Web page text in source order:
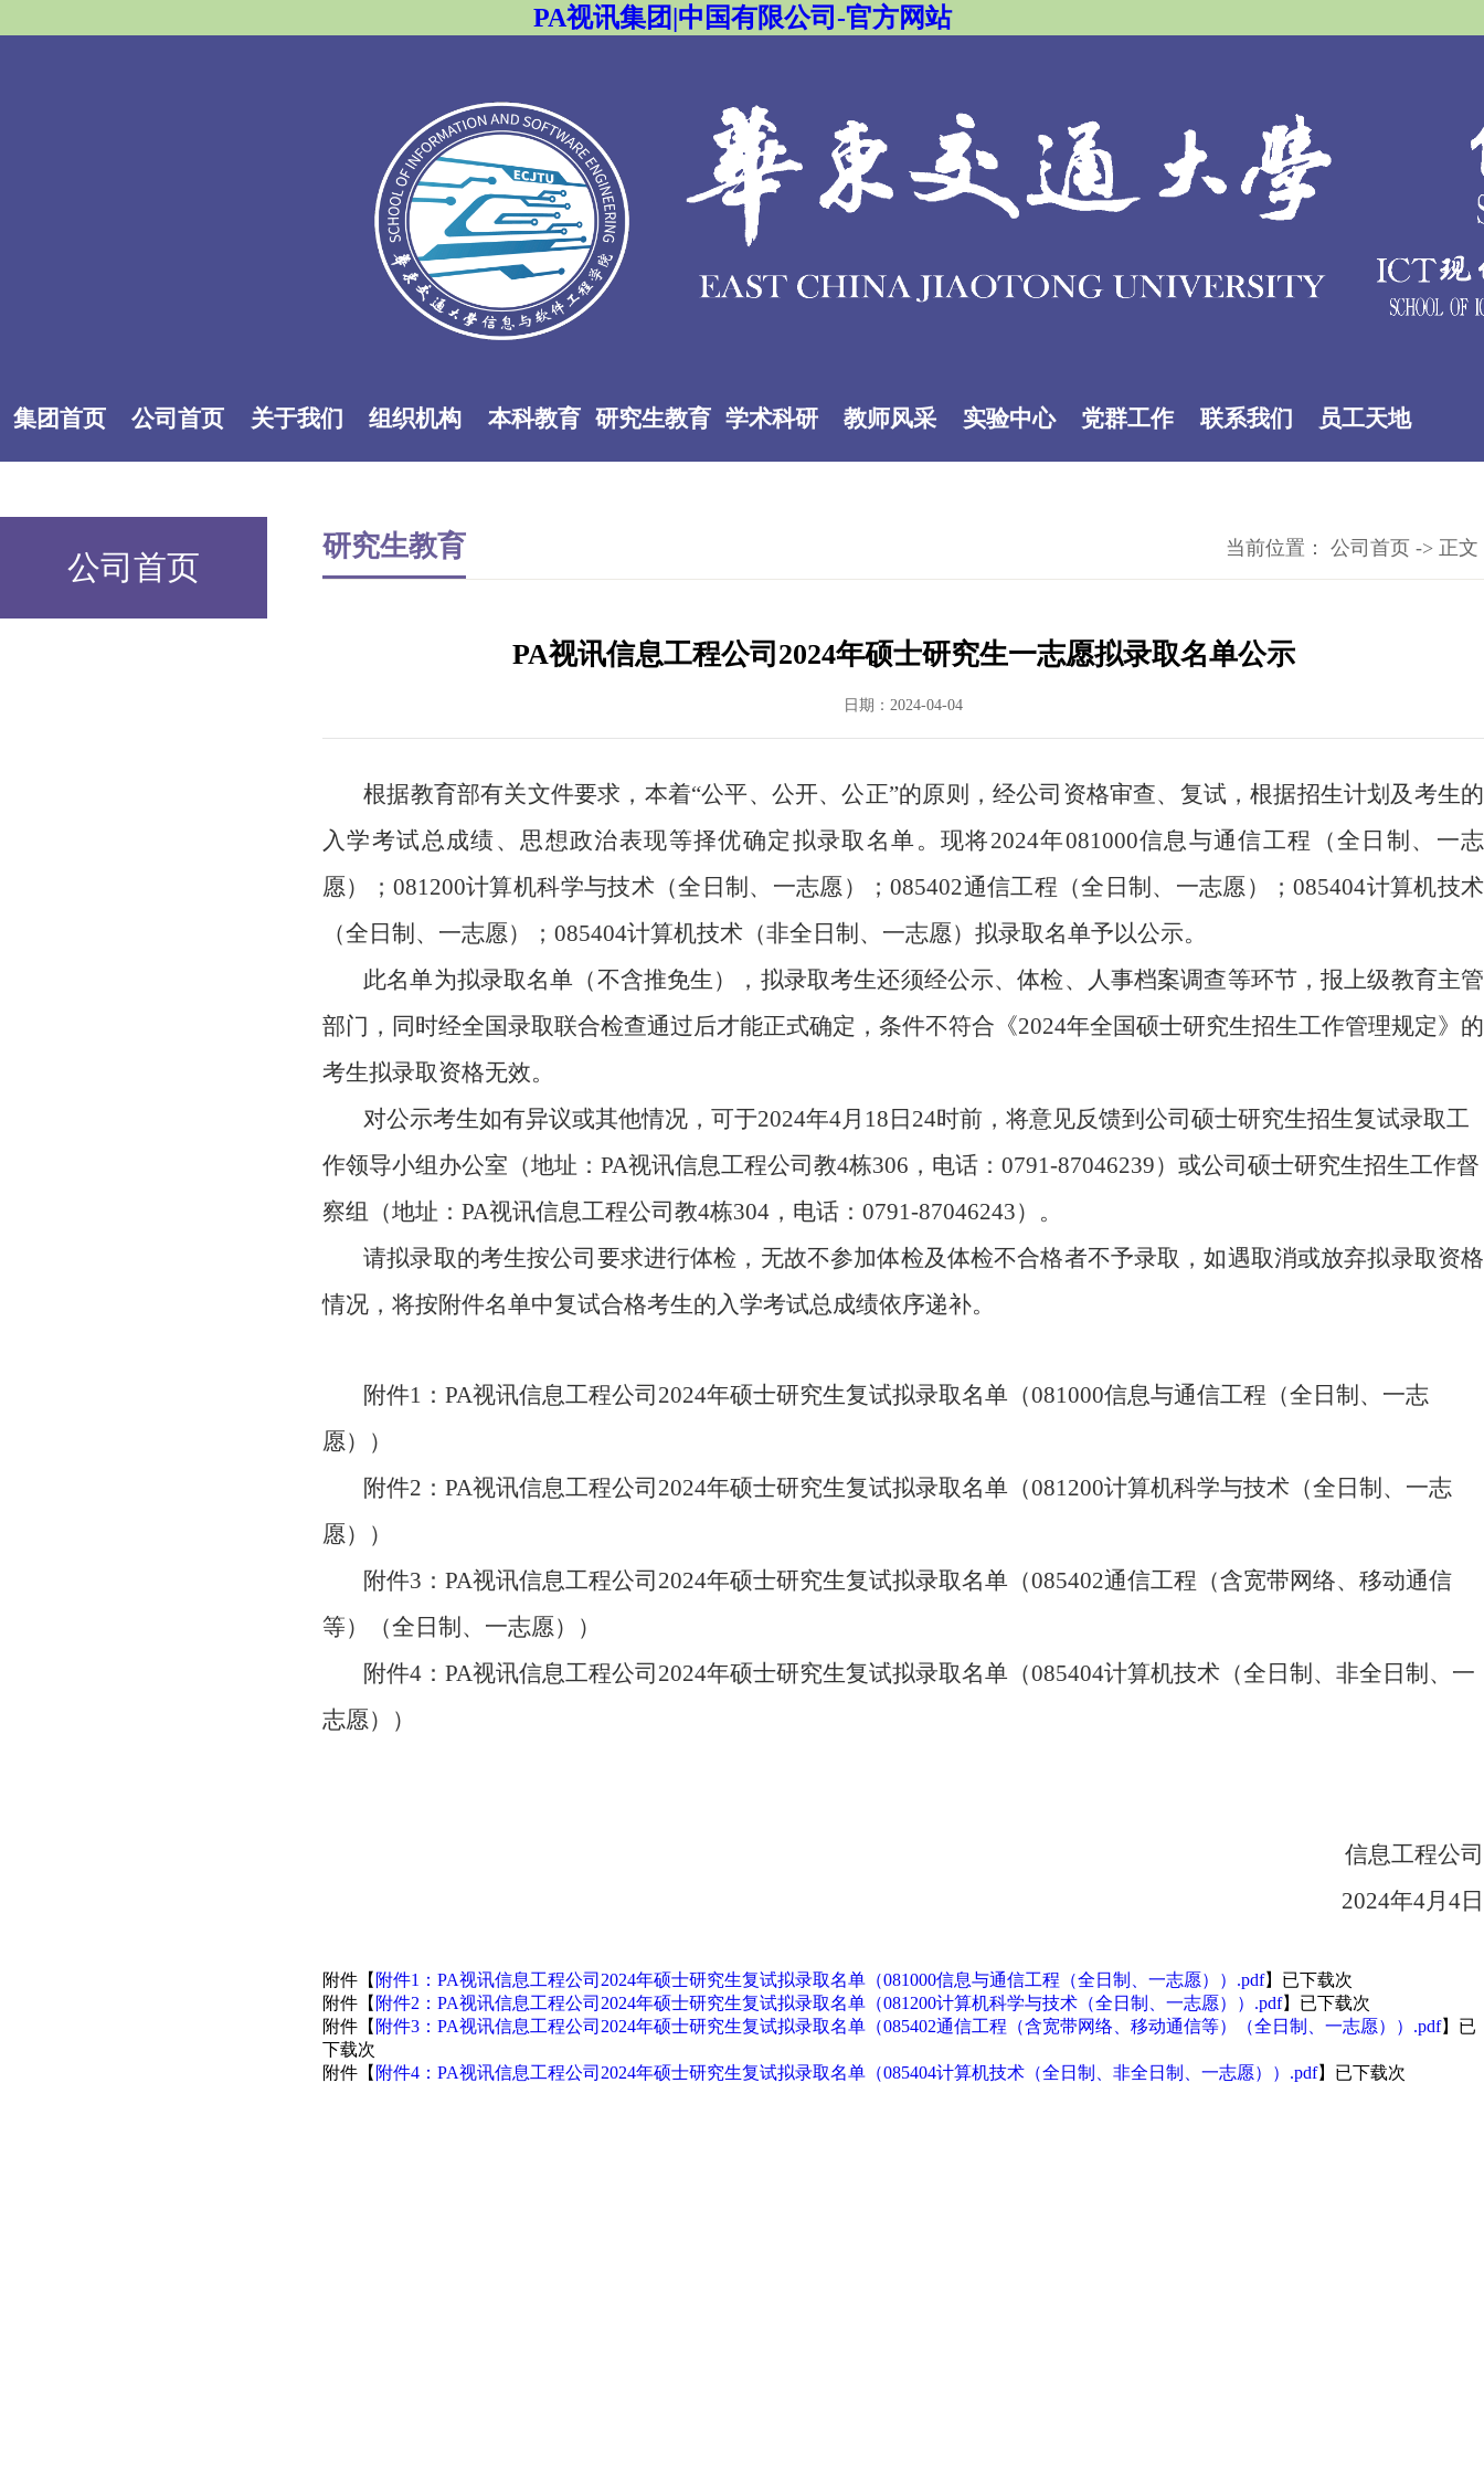
PA视讯集团|中国有限公司-官方网站
集团首页 公司首页 关于我们 组织机构 本科教育 研究生教育 学术科研 教师风采 实验中心 党群工作 联系我们 员工天地
公司首页
研究生教育 当前位置： 公司首页 -> 正文
PA视讯信息工程公司2024年硕士研究生一志愿拟录取名单公示
日期：2024-04-04
根据教育部有关文件要求，本着“公平、公开、公正”的原则，经公司资格审查、复试，根据招生计划及考生的
入学考试总成绩、思想政治表现等择优确定拟录取名单。 现将2024年081000信息与通信工程（全日制、一志
愿）；081200计算机科学与技术（全日制、一志愿）
；085402通信工程（全日制、一志愿）；085404计算机技术
（全日制、一志愿）
； 085404计算机技术（非全日制、一志愿）拟录取名单予以公示。
此名单为拟录取名单（不含推免生）， 拟录取考生还须经公示、体检、人事档案调查等环节，报上级教育主管
部门，同时经全国录取联合检查通过后才能正式确定， 条件不符合《2024年全国硕士研究生招生工作管理规定》的
考生拟录取资格无效。
对公示考生如有异议或其他情况，可于2024年4月 18 日 24时前，将意见反馈到公司硕士研究生招生复试录取工
作领导小组办公室 （地址：PA视讯信息工程公司教4栋306 ，电话： 0791-87046239）或公司硕士研究生招生工作督
察组（地址：PA视讯信息工程公司教4栋304，电话： 0791-87046243）。
请拟录取的考生按公司要求进行体检，无故不参加体检及体检不合格者不予录取，如遇取消或放弃拟录取资格
情况，将按附件名单中复试合格考生的入学考试总成绩依序递补。
附件1 ：PA视讯信息工程公司 2024年硕士研究生复试拟录取名单 （081000信息与通信工程（全日制、一志
愿））
附件2： PA视讯信息工程公司 2024年硕士研究生复试拟录取名单 （081200计算机科学与技术（全日制、一志
愿））
附件3： PA视讯信息工程公司 2024年硕士研究生复试拟录取名单 （085402通信工程（含宽带网络、移动通信
等）（全日制、一志愿））
附件4： PA视讯信息工程公司 2024年硕士研究生复试拟录取名单（085404计算机技术（全日制、 非全日制、 一
志愿）
）
信息工程公司
2024年4月 4日
附件【 附件1：PA视讯信息工程公司2024年硕士研究生复试拟录取名单（081000信息与通信工程（全日制、一志愿））.pdf】已下载次
附件【 附件2：PA视讯信息工程公司2024年硕士研究生复试拟录取名单（081200计算机科学与技术（全日制、一志愿））.pdf】已下载次
附件【 附件3：PA视讯信息工程公司2024年硕士研究生复试拟录取名单（085402通信工程（含宽带网络、移动通信等）（全日制、一志愿））.pdf】已
下载次
附件【 附件4：PA视讯信息工程公司2024年硕士研究生复试拟录取名单（085404计算机技术（全日制、非全日制、一志愿））.pdf】已下载次